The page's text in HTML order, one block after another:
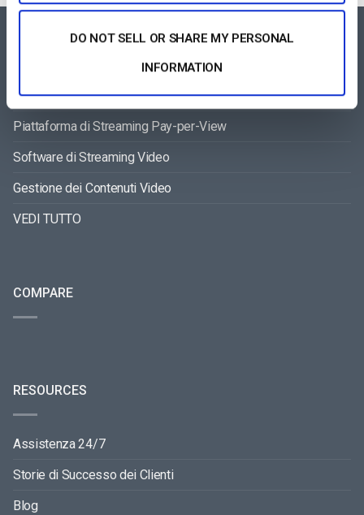
DO NOT SELL OR SHARE MY PERSONAL
INFORMATION
FEATURES AREA
Lettore Video per Tutti i Dispositivi
Piattaforma di Streaming Pay-per-View
Software di Streaming Video
Gestione dei Contenuti Video
VEDI TUTTO
COMPARE
RESOURCES
Assistenza 24/7
Storie di Successo dei Clienti
Blog